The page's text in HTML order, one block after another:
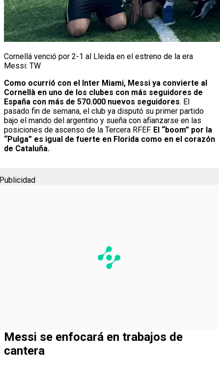
Cornellá venció por 2-1 al Lleida en el estreno de la era
Messi: TW
Como ocurrió con el Inter Miami, Messi ya convierte al
Cornellà en uno de los clubes con más seguidores de
España con más de 570.000 nuevos seguidores. El
pasado fin de semana, el club ya disputó su primer partido
bajo el mando del argentino y sueña con afianzarse en las
posiciones de ascenso de la Tercera RFEF. El “boom” por la
“Pulga” es igual de fuerte en Florida como en el corazón
de Cataluña.
Messi se enfocará en trabajos de
cantera